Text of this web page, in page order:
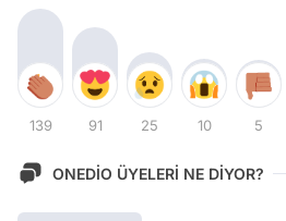
139 91 25 10 5
ONEDİO ÜYELERİ NE DİYOR?